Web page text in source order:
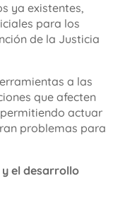
ya existentes,
para los
de la Justicia
a las
que afecten
actuar
problemas para
el desarrollo